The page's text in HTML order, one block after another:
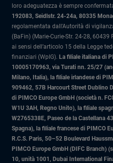
loro adeguatezza è sempre
192083, Seidlstr. 24-24a, 80335
regolamentata dall'Autorità di
(BaFin) (Marie-Curie-Str. 24-28,
ai sensi dell’articolo 15 della Legge
finanziari (WpIG). La filiale italiana di
10005170963, via Turati nn. 25/27
Milano, Italia), la filiale irlandese di
909462, 57B Harcourt Street Dublino
di PIMCO Europe GmbH (società n.
W1U 3AH, Regno Unito), la filiale
W2765338E, Paseo de la Castellana
Spagna), la filiale francese di PIMCO
R.C.S. Paris, 50–52 Boulevard
PIMCO Europe GmbH (DIFC Branch)
10, unità 1001, Dubai International